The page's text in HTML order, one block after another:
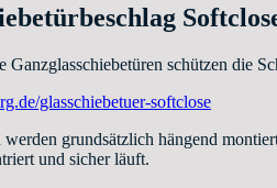
Ganzglasschiebetüren schützen die
glasschiebetuer-softclose
werden grundsätzlich hängend
und sicher läuft.